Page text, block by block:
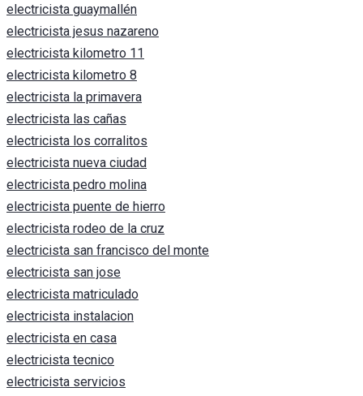
electricista guaymallén
electricista jesus nazareno
electricista kilometro 11
electricista kilometro 8
electricista la primavera
electricista las cañas
electricista los corralitos
electricista nueva ciudad
electricista pedro molina
electricista puente de hierro
electricista rodeo de la cruz
electricista san francisco del monte
electricista san jose
electricista matriculado
electricista instalacion
electricista en casa
electricista tecnico
electricista servicios